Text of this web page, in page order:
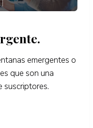
emergentes o
que son una
suscriptores.